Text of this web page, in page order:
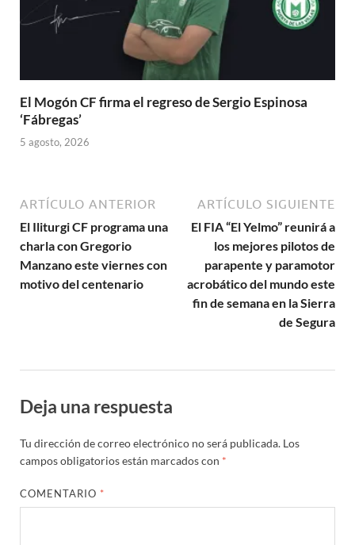
El Mogón CF firma el regreso de Sergio Espinosa
‘Fábregas’
5 agosto, 2026
ARTÍCULO ANTERIOR
El Iliturgi CF programa una
charla con Gregorio
Manzano este viernes con
motivo del centenario
ARTÍCULO SIGUIENTE
El FIA “El Yelmo” reunirá a
los mejores pilotos de
parapente y paramotor
acrobático del mundo este
fin de semana en la Sierra
de Segura
Deja una respuesta
Tu dirección de correo electrónico no será publicada. Los
campos obligatorios están marcados con *
COMENTARIO *